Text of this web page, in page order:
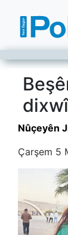
Nûçeyên
Çarşem 5